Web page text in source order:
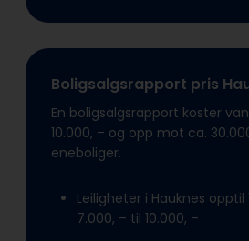
Boligsalgsrapport pris
En boligsalgsrapport koster
10.000, – og opp mot ca.
eneboliger.
Leiligheter i Hauknes opptil
7.000, – til 10.000, –